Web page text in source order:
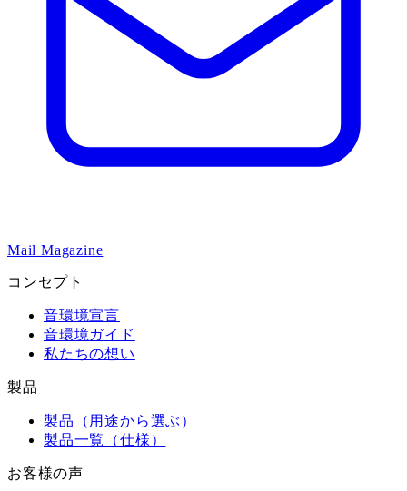
Mail Magazine
コンセプト
音環境宣言
音環境ガイド
私たちの想い
製品
製品（用途から選ぶ）
製品一覧（仕様）
お客様の声